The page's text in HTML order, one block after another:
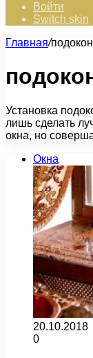
Войти
Switch skin
Главная/
Установка
лишь сделать
окна, но
Окна
20.10.2018
0